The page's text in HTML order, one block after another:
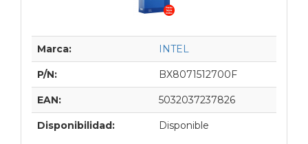
Marca: INTEL
P/N: BX8071512700F
EAN: 5032037237826
Disponibilidad: Disponible